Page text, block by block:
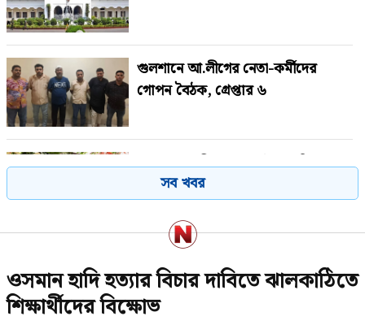
গুলশানে আ.লীগের নেতা-কর্মীদের
গোপন বৈঠক, গ্রেপ্তার ৬
দেশজুড়ে পুলিশের সতর্কতা জারি
৬ মাসের জন্য বহিষ্কার ঢাবি শিবির কর্মী,
সিটও বাতিল
সব খবর
ওসমান হাদি হত্যার বিচার দাবিতে ঝালকাঠিতে
শিক্ষার্থীদের বিক্ষোভ